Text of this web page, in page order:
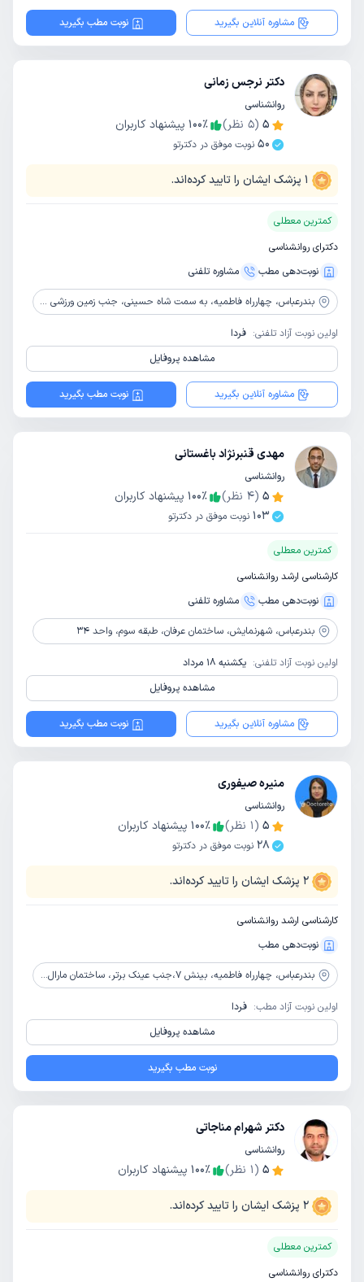
مشاوره آنلاین بگیرید نوبت مطب بگیرید
دکتر نرجس زمانی
روانشناسی
5
(
5 نظر) 100٪
پیشنهاد کاربران
50 نوبت موفق در دکترتو
1 پزشک ایشان را تایید کرده‌اند.
کمترین معطلی
دکترای روانشناسی
نوبت‌دهی مطب
مشاوره‌ تلفنی
بندرعباس، چهارراه فاطمیه، به سمت شاه حسینی، جنب زمین ورزشی اتحاد، ساختمان مهر، طبقه 3، واحد 8
اولین نوبت آزاد تلفنی: فردا
مشاهده پروفایل
مشاوره آنلاین بگیرید نوبت مطب بگیرید
مهدی قنبرنژاد باغستانی
روانشناسی
5
(
4 نظر) 100٪
پیشنهاد کاربران
103 نوبت موفق در دکترتو
کمترین معطلی
کارشناسی ارشد روانشناسی
نوبت‌دهی مطب
مشاوره‌ تلفنی
بندرعباس، شهرنمایش، ساختمان عرفان، طبقه سوم، واحد 34
اولین نوبت آزاد تلفنی: یکشنبه 18 مرداد
مشاهده پروفایل
مشاوره آنلاین بگیرید نوبت مطب بگیرید
منیره صیفوری
روانشناسی
5
(
1 نظر) 100٪
پیشنهاد کاربران
28 نوبت موفق در دکترتو
2 پزشک ایشان را تایید کرده‌اند.
کارشناسی ارشد روانشناسی
نوبت‌دهی مطب
بندرعباس، چهارراه فاطمیه، بینش 7،جنب عینک برتر، ساختمان مارال، طبقه دوم، کلینیک هنر زیستن
اولین نوبت آزاد مطب: فردا
مشاهده پروفایل
نوبت مطب بگیرید
دکتر شهرام مناجاتی
روانشناسی
5
(
1 نظر) 100٪ پیشنهاد کاربران
2 پزشک ایشان را تایید کرده‌اند.
کمترین معطلی
دکترای روانشناسی